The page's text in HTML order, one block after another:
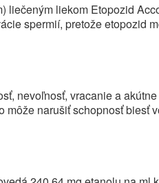
liečeným liekom Etopozid
spermií, pretože etopozid
nevoľnosť, vracanie a akútne
môže narušiť schopnosť biesť